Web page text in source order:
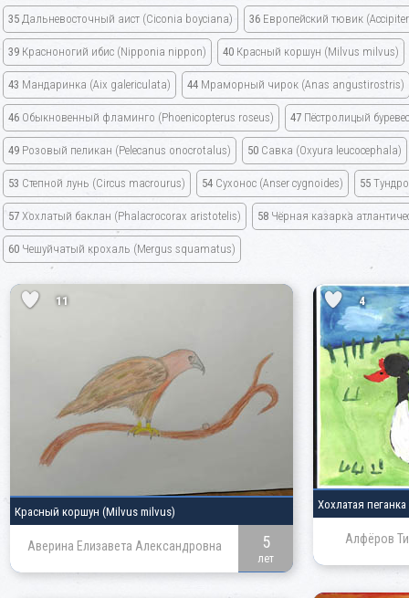
35 Дальневосточный аист (Ciconia boyciana) 36 Европейский тювик
39 Красноногий ибис (Nipponia nippon) 40 Красный коршун (Milvus milvus)
43 Мандаринка (Aix galericulata) 44 Мраморный чирок (Anas angustirostris)
46 Обыкновенный фламинго (Phoenicopterus roseus) 47 Пёстролицый
49 Розовый пеликан (Pelecanus onocrotalus) 50 Савка (Oxyura leucocephala)
53 Степной лунь (Circus macrourus) 54 Сухонос (Anser cygnoides) 55
57 Хохлатый баклан (Phalacrocorax aristotelis) 58 Чёрная казарка
60 Чешуйчатый крохаль (Mergus squamatus)
11
Красный коршун (Milvus milvus)
Аверина Елизавета Александровна 5
лет
4
Хохлатая пеганка
Алфёров